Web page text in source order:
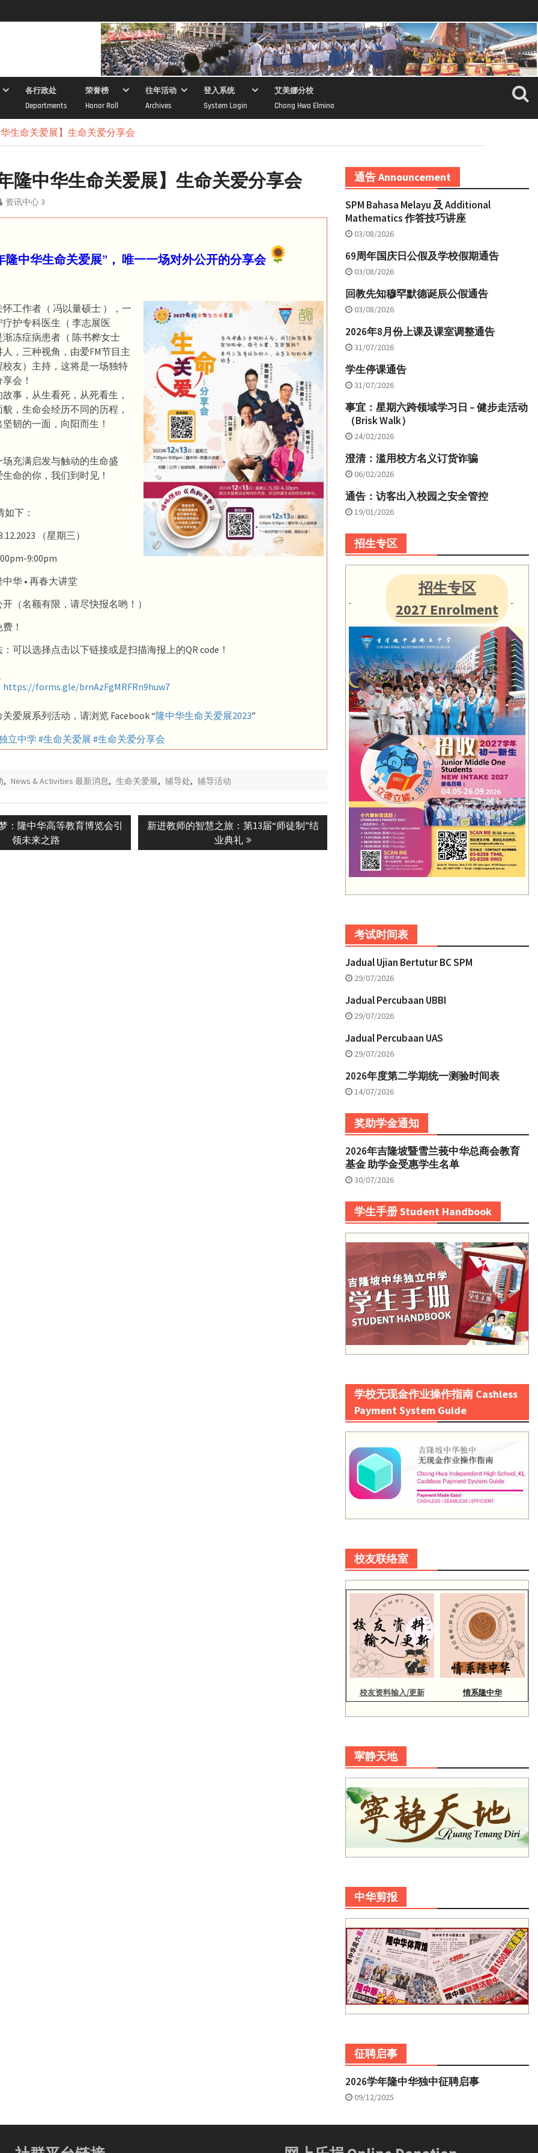
各行政处
Departments
荣誉榜
Honor Roll
往年活动
Archives
登入系统
System Login
艾美娜分校
Chong Hwa Elmina
生命关爱展】生命关爱分享会
隆中华生命关爱展】生命关爱分享会
资讯中心 3
隆中华生命关爱展”， 唯一一场对外公开的分享会
工作者（ 冯以量硕士 ），一
护专科医生（ 李志展医
冻症病患者（ 陈书桦女士
，三种视角，由爱FM节目主
友）主持，这将是一场独特
会！
事，从生看死，从死看生，
， 生命会经历不同的历程，
韧的一面，向阳而生！
场充满启发与触动的生命盛
命的你， 我们到时见！
下：
（星期三）
9:00pm
华 • 再春大讲堂
（名额有限，请尽快报名哟！）
！
可以选择点击以下链接或是扫描海报上的QR code！
https://forms.gle/brnAzFgMRFRn9huw7
爱展系列活动，请浏览 Facebook “隆中华生命关爱展2023”
立中学 #生命关爱展 #生命关爱分享会
, News & Activities 最新消息, 生命关爱展, 辅导处, 辅导活动
：隆中华高等教育博览会引
领未来之路
Next
新进教师的智慧之旅：第13届“师徒制”结
业典礼
通告 Announcement
SPM Bahasa Melayu 及 Additional
Mathematics 作答技巧讲座
03/08/2026
69周年国庆日公假及学校假期通告
03/08/2026
回教先知穆罕默德诞辰公假通告
03/08/2026
2026年8月份上课及课室调整通告
31/07/2026
学生停课通告
31/07/2026
事宜：星期六跨领域学习日 – 健步走活动
（Brisk Walk）
24/02/2026
澄清：滥用校方名义订货诈骗
06/02/2026
通告：访客出入校园之安全管控
19/01/2026
招生专区
招生专区
2027 Enrolment
考试时间表
Jadual Ujian Bertutur BC SPM
29/07/2026
Jadual Percubaan UBBI
29/07/2026
Jadual Percubaan UAS
29/07/2026
2026年度第二学期统一测验时间表
14/07/2026
奖助学金通知
2026年吉隆坡暨雪兰莪中华总商会教育
基金 助学金受惠学生名单
30/07/2026
学生手册 Student Handbook
学校无现金作业操作指南 Cashless
Payment System Guide
校友联络室
校友资料输入/更新 情系隆中华
寜静天地
中华剪报
征聘启事
2026学年隆中华独中征聘启事
09/12/2025